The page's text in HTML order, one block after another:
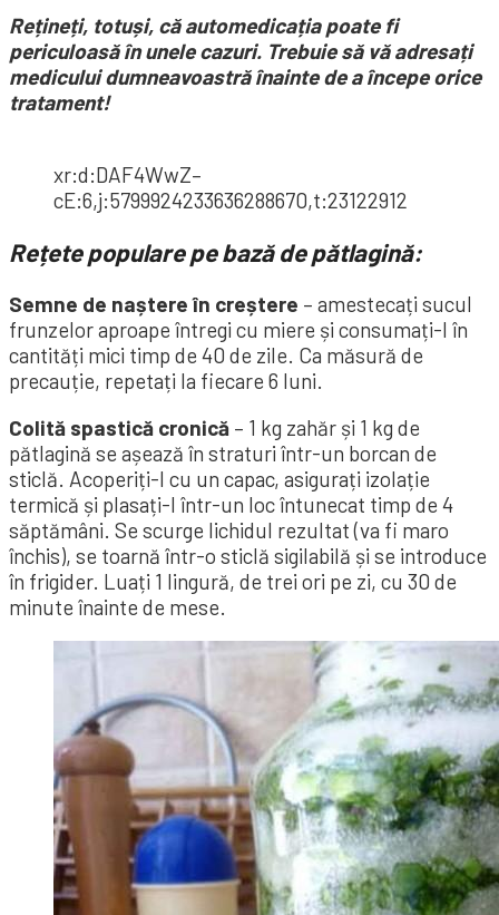
Rețineți, totuși, că automedicația poate fi
periculoasă în unele cazuri. Trebuie să vă adresați
medicului dumneavoastră înainte de a începe orice
tratament!
xr:d:DAF4WwZ–
cE:6,j:5799924233636288670,t:23122912
Rețete populare pe bază de pătlagină:
Semne de naștere în creștere – amestecați sucul
frunzelor aproape întregi cu miere și consumați-l în
cantități mici timp de 40 de zile. Ca măsură de
precauție, repetați la fiecare 6 luni.
Colită spastică cronică – 1 kg zahăr și 1 kg de
pătlagină se așează în straturi într-un borcan de
sticlă. Acoperiți-l cu un capac, asigurați izolație
termică și plasați-l într-un loc întunecat timp de 4
săptămâni. Se scurge lichidul rezultat (va fi maro
închis), se toarnă într-o sticlă sigilabilă și se introduce
în frigider. Luați 1 lingură, de trei ori pe zi, cu 30 de
minute înainte de mese.